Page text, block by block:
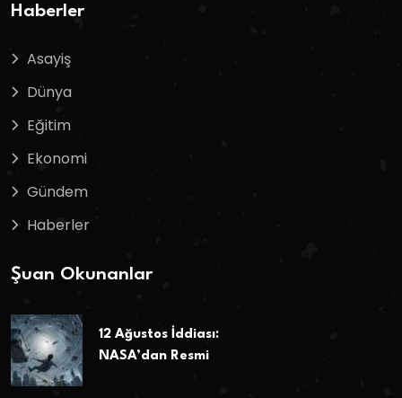
Haberler
Asayiş
Dünya
Eğitim
Ekonomi
Gündem
Haberler
Şuan Okunanlar
12 Ağustos İddiası:
NASA’dan Resmi